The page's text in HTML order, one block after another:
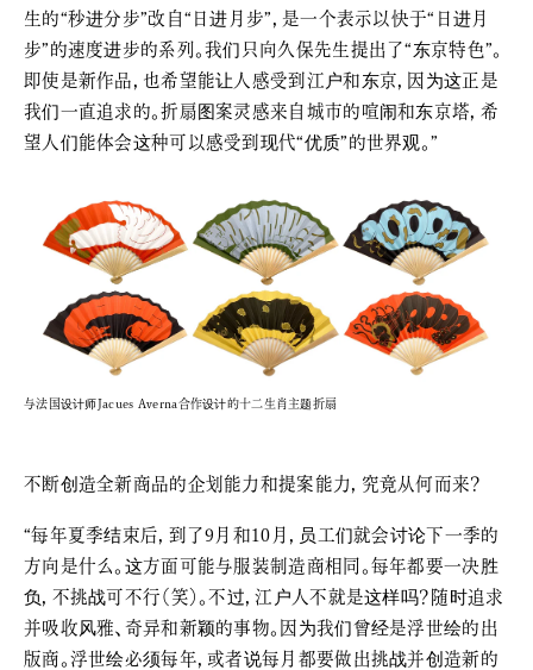
生的“秒进分步”改自“日进月步”，是一个表示以快于“日进月
步”的速度进步的系列。我们只向久保先生提出了“东京特色”。
即使是新作品，也希望能让人感受到江户和东京，因为这正是
我们一直追求的。折扇图案灵感来自城市的喧闹和东京塔，希
望人们能体会这种可以感受到现代“优质”的世界观。”
与法国设计师Jacues Averna合作设计的十二生肖主题折扇
不断创造全新商品的企划能力和提案能力，究竟从何而来？
“每年夏季结束后，到了9月和10月，员工们就会讨论下一季的
方向是什么。这方面可能与服装制造商相同。每年都要一决胜
负，不挑战可不行（笑）。不过，江户人不就是这样吗？随时追求
并吸收风雅、奇异和新颖的事物。因为我们曾经是浮世绘的出
版商。浮世绘必须每年，或者说每月都要做出挑战并创造新的